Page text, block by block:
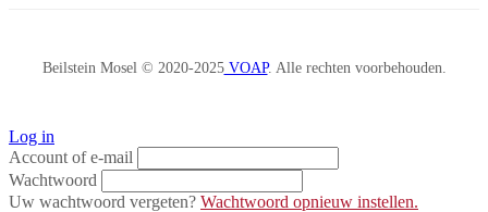
Beilstein Mosel © 2020-2025VOAP. Alle rechten voorbehouden.
Log in
Account of e-mail
Wachtwoord
Uw wachtwoord vergeten? Wachtwoord opnieuw instellen.